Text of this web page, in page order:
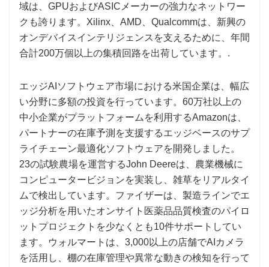
域は、GPUおよびASICメーカーの強力なネットワー
クも誇ります。Xilinx、AMD、Qualcommは、新興の
オンデバイスインテリジェンスを支えるために、年間
合計200万個以上の集積回路を出荷しています。.
エッジAIソフトウェア市場における米国企業は、幅広
い分野に多額の投資を行っています。60万社以上の
中小企業がプラットフォームを利用するAmazonは、
パートナーの在庫予測を支援するエッジベースのサプ
ライチェーン最適化ソフトウェアを開発しました。
23の試験農場を運営するJohn Deereは、農業機械に
コンピュータービジョンを実装し、雑草をリアルタイ
ムで検出しています。ファイザーは、製造ラインでエ
ッジ分析を用いたオンサイト医薬品品質検査のパイロ
ットプロジェクトを少なくとも10件サポートしてい
ます。ウォルマートは、3,000以上の店舗でAIカメラ
を活用し、棚の在庫管理や異常な動きの検知を行って